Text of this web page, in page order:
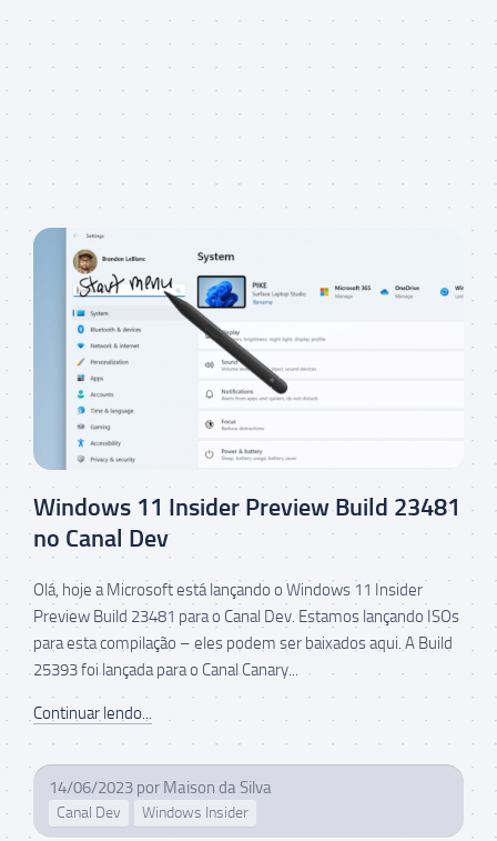
Windows 11 Insider Preview Build 23481
no Canal Dev
Olá, hoje a Microsoft está lançando o Windows 11 Insider
Preview Build 23481 para o Canal Dev. Estamos lançando ISOs
para esta compilação – eles podem ser baixados aqui. A Build
25393 foi lançada para o Canal Canary...
Continuar lendo...
14/06/2023 por Maison da Silva
Canal Dev Windows Insider